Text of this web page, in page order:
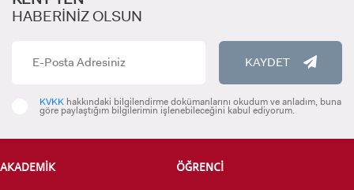
HABERİNİZ OLSUN
KAYDET
KVKK hakkındaki bilgilendirme dokümanlarını okudum ve anladım, buna
göre paylaştığım bilgilerimin işlenebileceğini kabul ediyorum.
AKADEMİK ÖĞRENCİ